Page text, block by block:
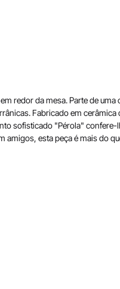
redor da mesa. Parte de
Fabricado em
sofisticado "Pérola"
esta peça é mais do